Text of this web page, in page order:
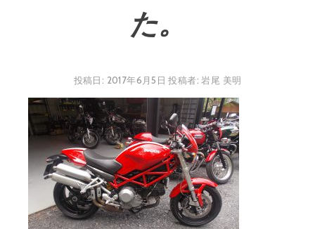
た。
投稿日: 2017年6月5日 投稿者:岩尾 美明